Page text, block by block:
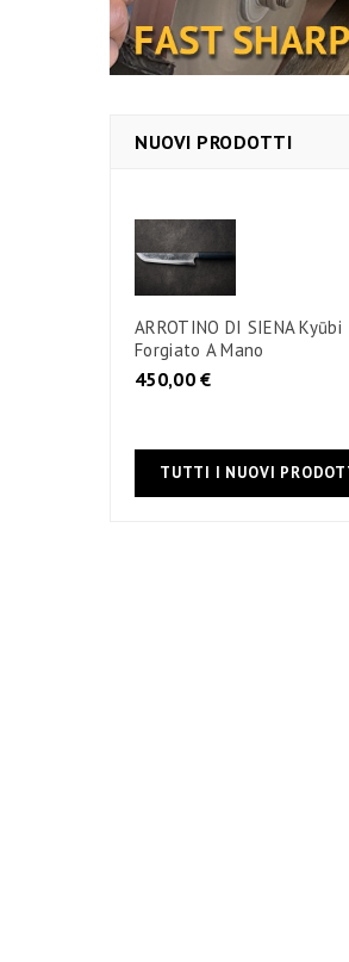
NUOVI PRODOTTI
ARROTINO DI SIENA Kyūbi
Forgiato A Mano
450,00 €
TUTTI I NUOVI